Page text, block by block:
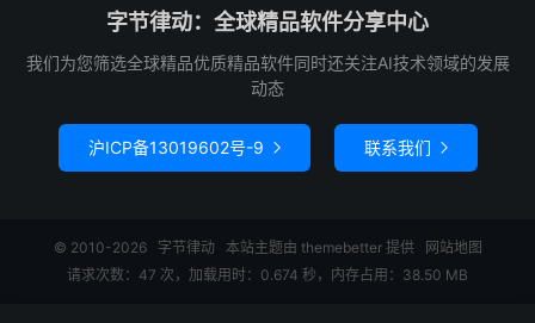
字节律动：全球精品软件分享中心
我们为您筛选全球精品优质精品软件同时还关注AI技术领域的发展
动态
沪ICP备13019602号-9  联系我们 
© 2010-2026 字节律动 本站主题由 themebetter提供
网站地图
请求次数：47 次，加载用时：0.674 秒，内存占用：38.50 MB